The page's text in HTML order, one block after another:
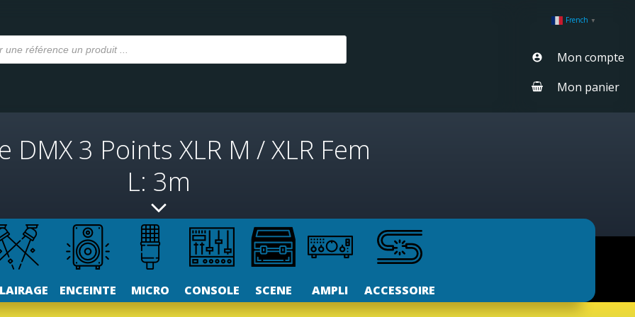
French ▼
Mon compte
Mon panier
DMX 3 Points XLR M / XLR Fem
L: 3m
ENCEINTE MICRO CONSOLE SCENE AMPLI ACCESSOIRE